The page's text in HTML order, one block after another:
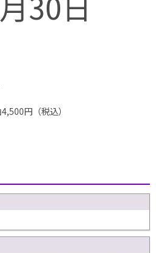
円（税込）